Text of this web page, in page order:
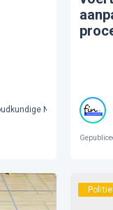
Normen